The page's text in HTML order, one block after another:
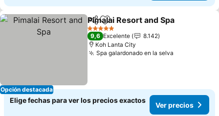
Opción destacada
CompartirAgregar a favoritos
Pimalai Resort and Spa
5 Estrellas
9,6 Excelente
8.142
Koh Lanta City
Spa galardonado en la selva
Elige fechas para ver los precios exactos
Ver precios